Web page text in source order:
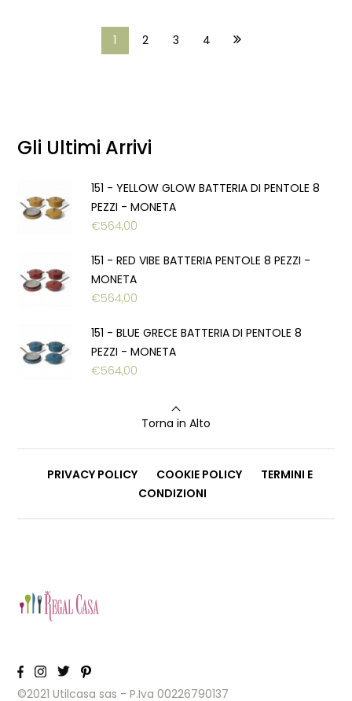
1 2 3 4
Gli Ultimi Arrivi
151 - YELLOW GLOW BATTERIA DI PENTOLE 8
PEZZI - MONETA
€564,00
151 - RED VIBE BATTERIA PENTOLE 8 PEZZI -
MONETA
€564,00
151 - BLUE GRECE BATTERIA DI PENTOLE 8
PEZZI - MONETA
€564,00
Torna in Alto
PRIVACY POLICY COOKIE POLICY
TERMINI E
CONDIZIONI
©2021 Utilcasa sas - P.Iva 00226790137